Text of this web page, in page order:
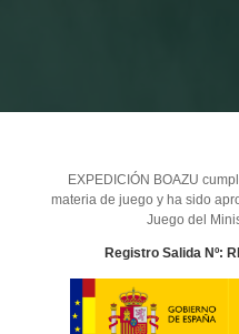
EXPEDICIÓN BOAZU
materia de juego y ha sido
Juego del
Registro Salida Nº: